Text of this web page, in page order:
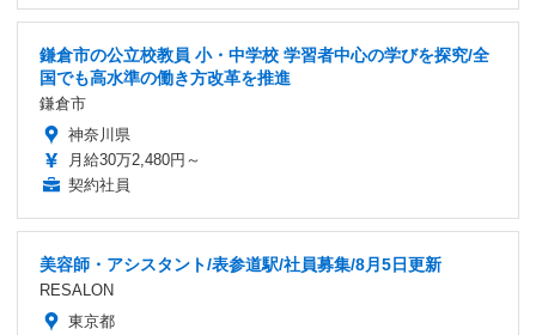
鎌倉市の公立校教員 小・中学校 学習者中心の学びを探究/全
国でも高水準の働き方改革を推進
鎌倉市
神奈川県
月給30万2,480円～
契約社員
美容師・アシスタント/表参道駅/社員募集/8月5日更新
RESALON
東京都